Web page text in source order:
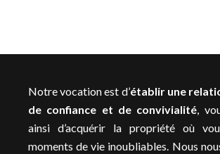
Notre vocation est d’établir une
de confiance et de convivialité,
ainsi d’acquérir la propriété où
moments de vie inoubliables. Nous